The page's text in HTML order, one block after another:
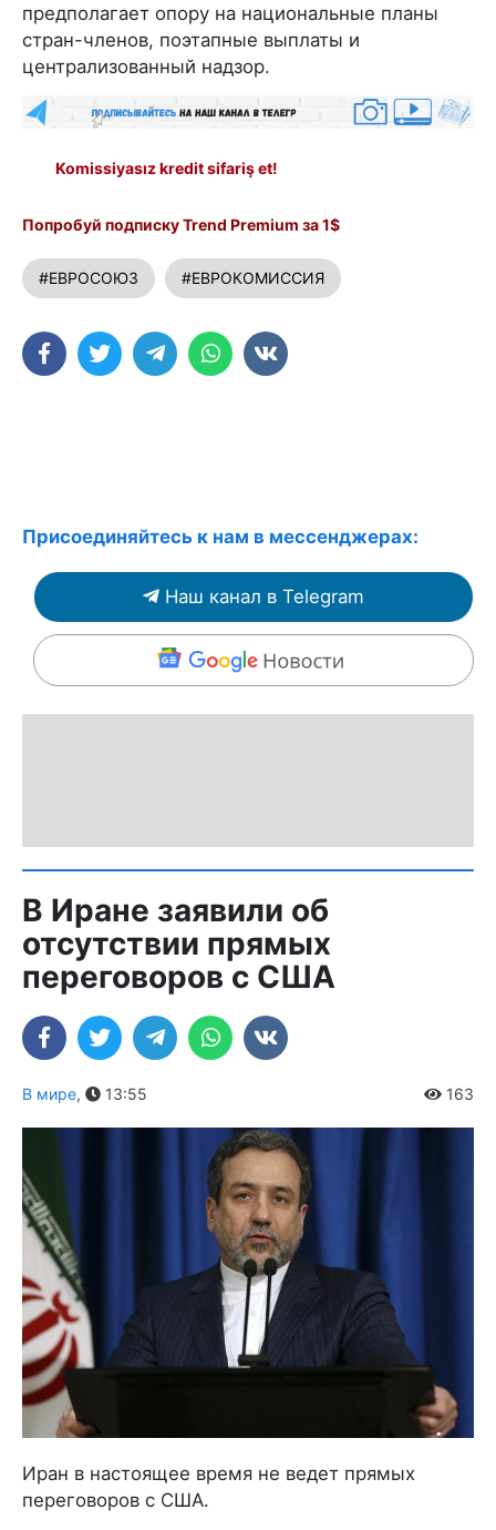
предполагает опору на национальные планы
стран-членов, поэтапные выплаты и
централизованный надзор.
Komissiyasız kredit sifariş et!
Попробуй подписку Trend Premium за 1$
#ЕВРОСОЮЗ #ЕВРОКОМИССИЯ
Присоединяйтесь к нам в мессенджерах:
Наш канал в Telegram
В Иране заявили об
отсутствии прямых
переговоров с США
В мире, 13:55 163
Иран в настоящее время не ведет прямых
переговоров с США.